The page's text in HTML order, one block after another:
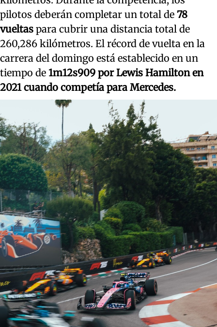
pilotos deberán completar un total de 78
vueltas para cubrir una distancia total de
260,286 kilómetros. El récord de vuelta en la
carrera del domingo está establecido en un
tiempo de 1m12s909 por Lewis Hamilton en
2021 cuando competía para Mercedes.